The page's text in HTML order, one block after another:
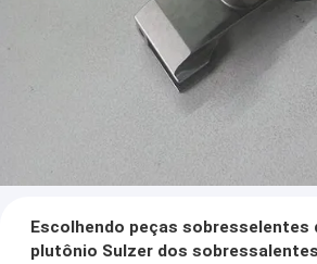
Escolhendo peças sobresselentes
plutônio Sulzer dos